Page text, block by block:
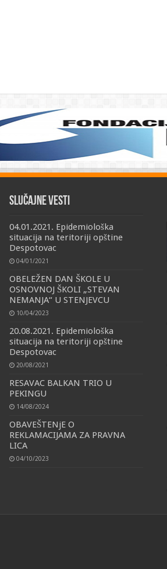
Slučajne vesti
04.01.2021. Epidemiološka
situacija na teritoriji opštine
Despotovac
04/01/2021
OBELEŽEN DAN ŠKOLE U
OSNOVNOJ ŠKOLI „STEVAN
NEMANJA“ U STENJEVCU
10/04/2023
20.08.2021. Epidemiološka
situacija na teritoriji opštine
Despotovac
20/08/2021
RESAVAC BALKAN TRIO U
PEKINGU
14/08/2024
OBAVEŠTENjE O
REKLAMACIJAMA ZA PRAVNA
LICA
04/10/2023